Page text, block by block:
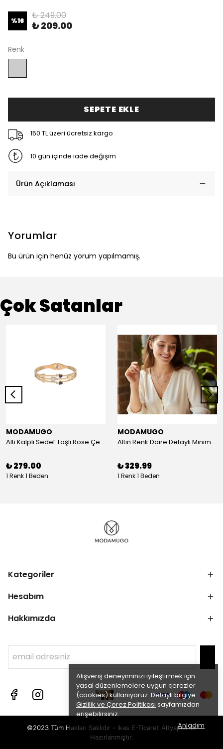
Alışveriş deneyiminizi iyileştirmek için
yasal düzenlemelere uygun çerezler
(cookies) kullanıyoruz. Detaylı bilgiye
Gizlilik ve Çerez Politikası sayfamızdan
erişebilirsiniz.
Anladım
%16 ₺ 249.00
₺ 209.00
Renk
SEPETE EKLE
150 TL üzeri ücretsiz kargo
10 gün içinde iade değişim
Ürün Açıklaması
Yorumlar
Bu ürün için henüz yorum yapılmamış.
Çok Satanlar
MODAMUGO
Altı Kalpli Sedef Taşlı Rose Çelik Kelepçe Bileklik
₺ 279.00
1 Renk 1 Beden
MODAMUGO
Altın Renk Daire Detaylı Minimal Y Çelik Kolye
₺ 329.99
1 Renk 1 Beden
Kategoriler
Hesabım
Hakkımızda
©2023 Tüm Hakları Saklıdır - ikas E-Ticaret Altyapısı ile
Hazırlanmıştır.